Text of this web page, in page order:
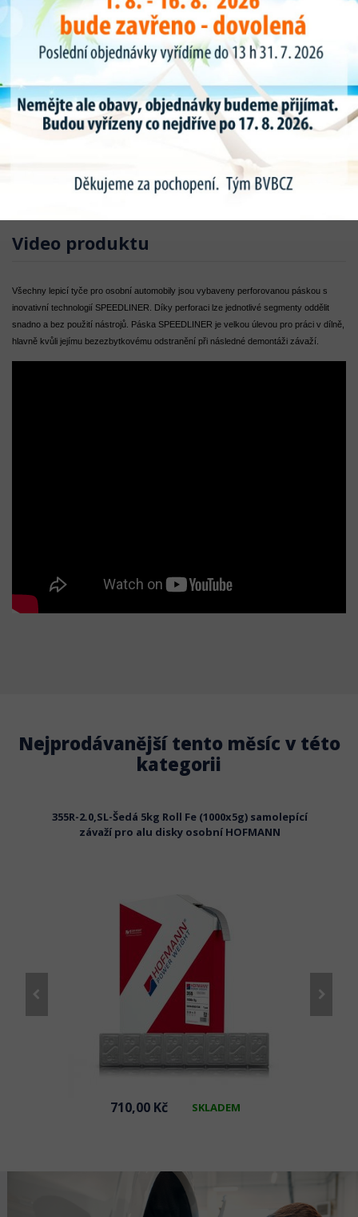
Video produktu
Všechny lepicí tyče pro osobní automobily jsou vybaveny perforovanou páskou s
inovativní technologií SPEEDLINER. Díky perforaci lze jednotlivé segmenty oddělit
snadno a bez použití nástrojů. Páska SPEEDLINER je velkou úlevou pro práci v dílně,
hlavně kvůli jejímu bezezbytkovému odstranění při následné demontáži závaží.
Nejprodávanější tento měsíc v této
kategorii
355R-2.0,SL-Šedá 5kg Roll Fe (1000x5g) samolepící
závaží pro alu disky osobní HOFMANN
710,00 Kč SKLADEM